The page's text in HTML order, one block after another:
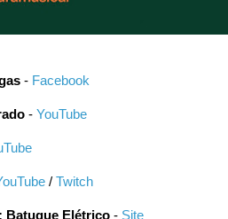
- Facebook
- YouTube
/ Twitch
Batuque Elétrico - Site